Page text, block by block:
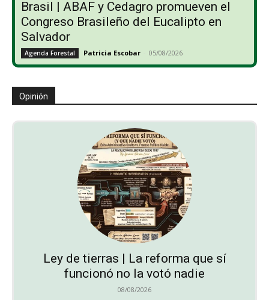
Brasil | ABAF y Cedagro promueven el
Congreso Brasileño del Eucalipto en
Salvador
Agenda Forestal Patricia Escobar - 05/08/2026
Opinión
Ley de tierras | La reforma que sí
funcionó no la votó nadie
08/08/2026